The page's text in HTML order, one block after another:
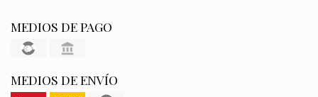
MEDIOS DE PAGO
MEDIOS DE ENVÍO